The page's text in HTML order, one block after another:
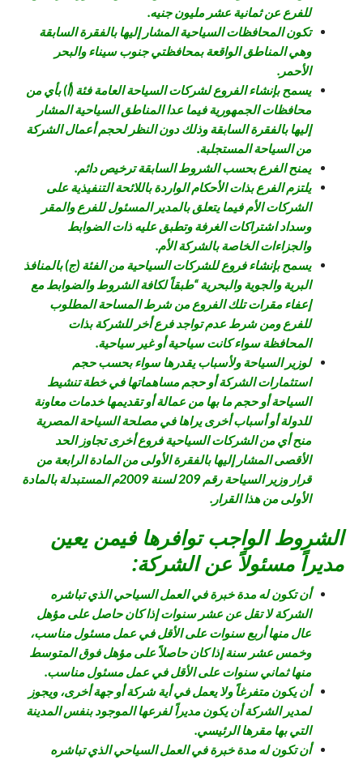
للفرع عن ثمانية عشر مليون جنيه.
تكون المحافظات السياحية المشار إليها بالفقرة السابقة
وهي المناطق الواقعة بمحافظتي جنوب سيناء والبحر
الأحمر.
يسمح بإنشاء الفروع لشركات السياحة العامة فئة (أ) بأي من
محافظات الجمهورية فيما عدا المناطق السياحية المشار
إليها بالفقرة السابقة وذلك دون النظر لحجم أعمال الشركة
من السياحة المستجلبة.
يمنح الفرع بحسب الشروط السابقة ترخيص دائم.
يلتزم الفرع بذات الأحكام الواردة باللائحة التنفيذية على
الشركات الأم فيما يتعلق بالمدير المسئول للفرع والمقر
وسداد اشتراكات الغرفة وتطبق عليه ذات الضوابط
والجزاءات الخاصة بالشركة الأم.
يسمح بإنشاء فروع للشركات السياحية من الفئة (ج) بالمنافذ
البرية والجوية والبحرية “طبقاً لكافة الشروط والضوابط مع
إعفاء مقرات تلك الفروع من شرط المساحة المطلوب
للفرع ومن شرط عدم تواجد فرع أخر للشركة بذات
المحافظة سواء كانت سياحية أو غير سياحية.
لوزير السياحة ولأسباب يقدرها سواء بحسب حجم
استثمارات الشركة أو حجم مساهماتها في خطة تنشيط
السياحة أو حجم ما بها من عمالة أو تقديمها خدمات معاونة
للدولة أو أسباب أخرى يراها في مصلحة السياحة المصرية
منح أي من الشركات السياحية فروع أخرى تجاوز الحد
الأقصى المشار إليها بالفقرة الأولى من المادة الرابعة من
قرار وزير السياحة رقم 209 لسنة 2009م المستبدلة بالمادة
الأولى من هذا القرار.
الشروط الواجب توافرها فيمن يعين
مديراً مسئولاً عن الشركة:
أن تكون له مدة خبرة في العمل السياحي الذي تباشره
الشركة لا تقل عن عشر سنوات إذا كان حاصل على مؤهل
عال منها أربع سنوات على الأقل في عمل مسئول مناسب،
وخمس عشر سنة إذا كان حاصلاً على مؤهل فوق المتوسط
منها ثماني سنوات على الأقل في عمل مسئول مناسب.
أن يكون متفرغاً ولا يعمل في أية شركة أو جهة أخرى، ويجوز
لمدير الشركة أن يكون مديراً لفرعها الموجود بنفس المدينة
التي بها مقرها الرئيسي.
أن تكون له مدة خبرة في العمل السياحي الذي تباشره